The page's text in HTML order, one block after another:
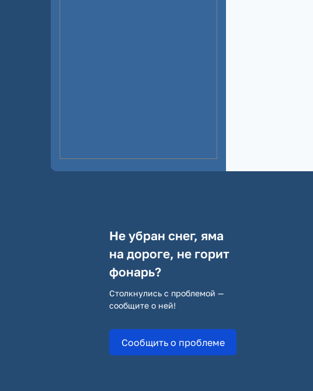
Не убран снег, яма
на дороге, не горит
фонарь?
Столкнулись с проблемой —
сообщите о ней!
Сообщить о проблеме